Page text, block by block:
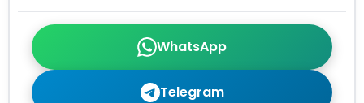
WhatsApp
Telegram